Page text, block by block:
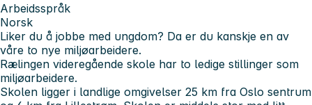
Arbeidsspråk
Norsk
Liker du å jobbe med ungdom? Da er du kanskje en av
våre to nye miljøarbeidere.
Rælingen videregående skole har to ledige stillinger som
miljøarbeidere.
Skolen ligger i landlige omgivelser 25 km fra Oslo sentrum